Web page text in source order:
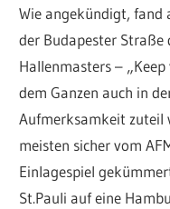
Wie angekündigt, fand
der Budapester Straße
Hallenmasters –
dem Ganzen auch in
Aufmerksamkeit zuteil
meisten sicher vom
Einlagespiel
St.Pauli auf eine